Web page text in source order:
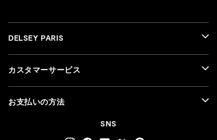
DELSEY PARIS
カスタマーサービス
お支払いの方法
SNS